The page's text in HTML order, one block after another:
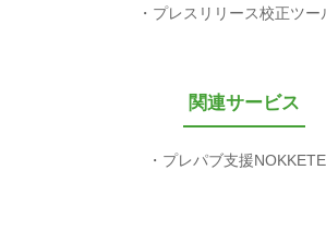
プレスリリース校正ツー
関連サービス
プレパブ支援NOKKETE